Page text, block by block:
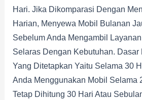
Hari. Jika Dikomparasi Dengan
Harian, Menyewa Mobil Bulanan
Sebelum Anda Mengambil
Selaras Dengan Kebutuhan. Dasar
Yang Ditetapkan Yaitu Selama 30
Anda Menggunakan Mobil Selama
Tetap Dihitung 30 Hari Atau